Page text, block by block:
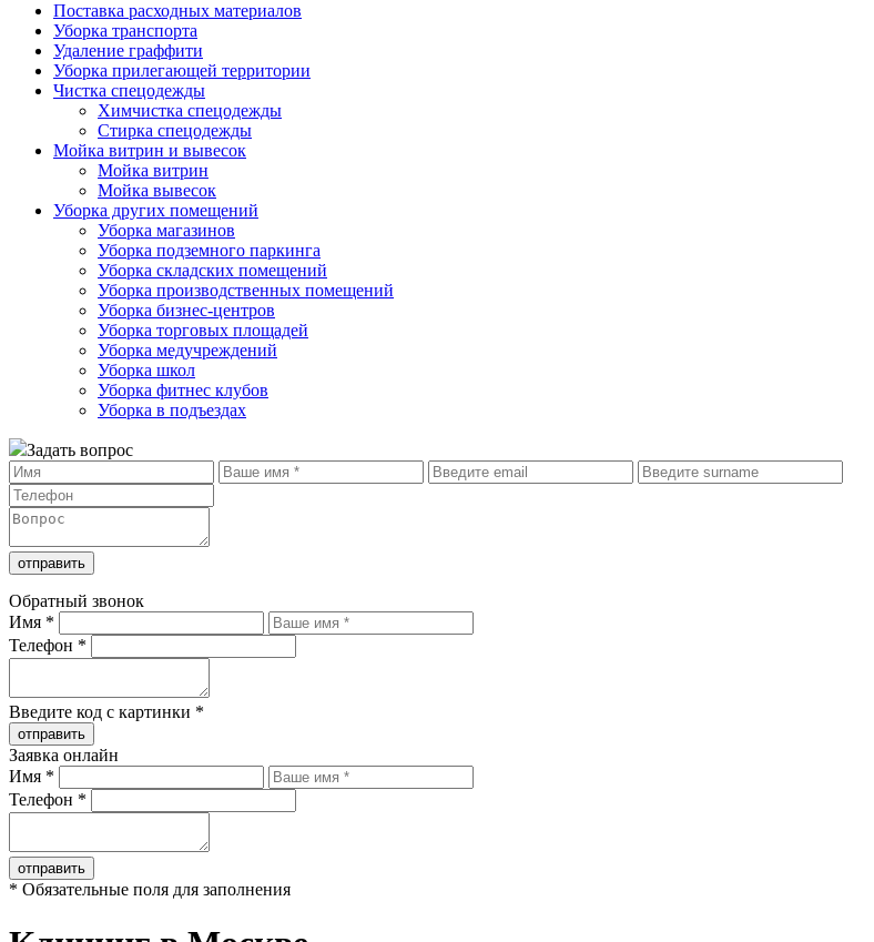
Поставка расходных материалов
Уборка транспорта
Удаление граффити
Уборка прилегающей территории
Чистка спецодежды
Химчистка спецодежды
Cтирка спецодежды
Мойка витрин и вывесок
Мойка витрин
Мойка вывесок
Уборка других помещений
Уборка магазинов
Уборка подземного паркинга
Уборка складских помещений
Уборка производственных помещений
Уборка бизнес-центров
Уборка торговых площадей
Уборка медучреждений
Уборка школ
Уборка фитнес клубов
Уборка в подъездах
Задать вопрос
отправить
Обратный звонок
Имя *
Телефон *
Введите код с картинки *
отправить
Заявка онлайн
Имя *
Телефон *
отправить
* Обязательные поля для заполнения